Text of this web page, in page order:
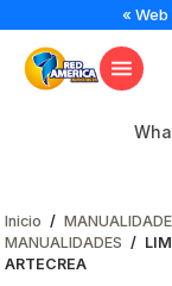
«
Inicio /
MANUALIDADES /
ARTECREA